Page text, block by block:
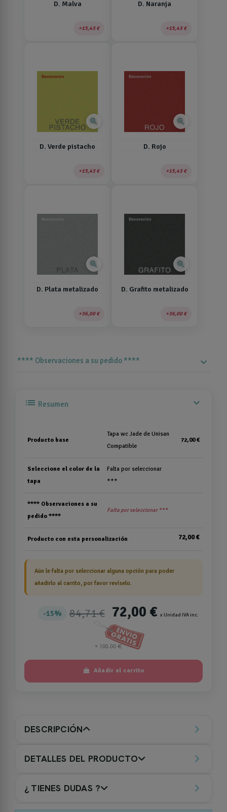
D. Malva
15,43 €
D. Naranja
15,43 €
zoom_in
D. Verde pistacho
15,43 €
zoom_in
D. Rojo
15,43 €
zoom_in
D. Plata metalizado
36,00 €
zoom_in
D. Grafito metalizado
36,00 €
**** Observaciones a su pedido **** expand_more
list Resumen expand_more
Producto base
Tapa wc Jade de Unisan
Compatible
72,00 €
Seleccione el color de la
tapa
Falta por seleccionar
***
**** Observaciones a su
pedido ****
Falta por seleccionar ***
Producto con esta personalización 72,00 €
Aún le falta por seleccionar alguna opción para poder
añadirlo al carrito, por favor revíselo.
15% 84,71 € 72,00 € x Unidad IVA inc.
Añadir al carrito
DESCRIPCIÓN
DETALLES DEL PRODUCTO
¿ TIENES DUDAS ?